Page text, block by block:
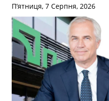
П’ятниця, 7 Серпня, 2026